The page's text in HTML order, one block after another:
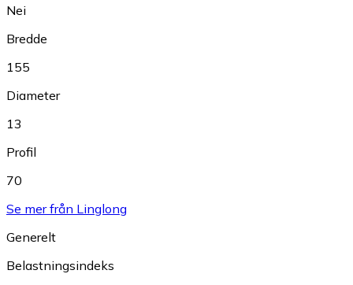
Nei
Bredde
155
Diameter
13
Profil
70
Se mer från Linglong
Generelt
Belastningsindeks